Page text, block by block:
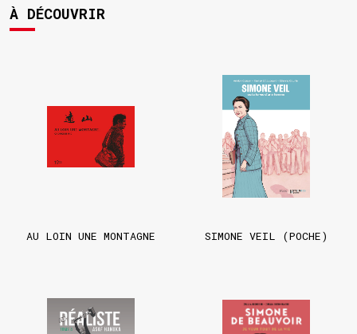
À DÉCOUVRIR
AU LOIN UNE MONTAGNE SIMONE VEIL (POCHE)